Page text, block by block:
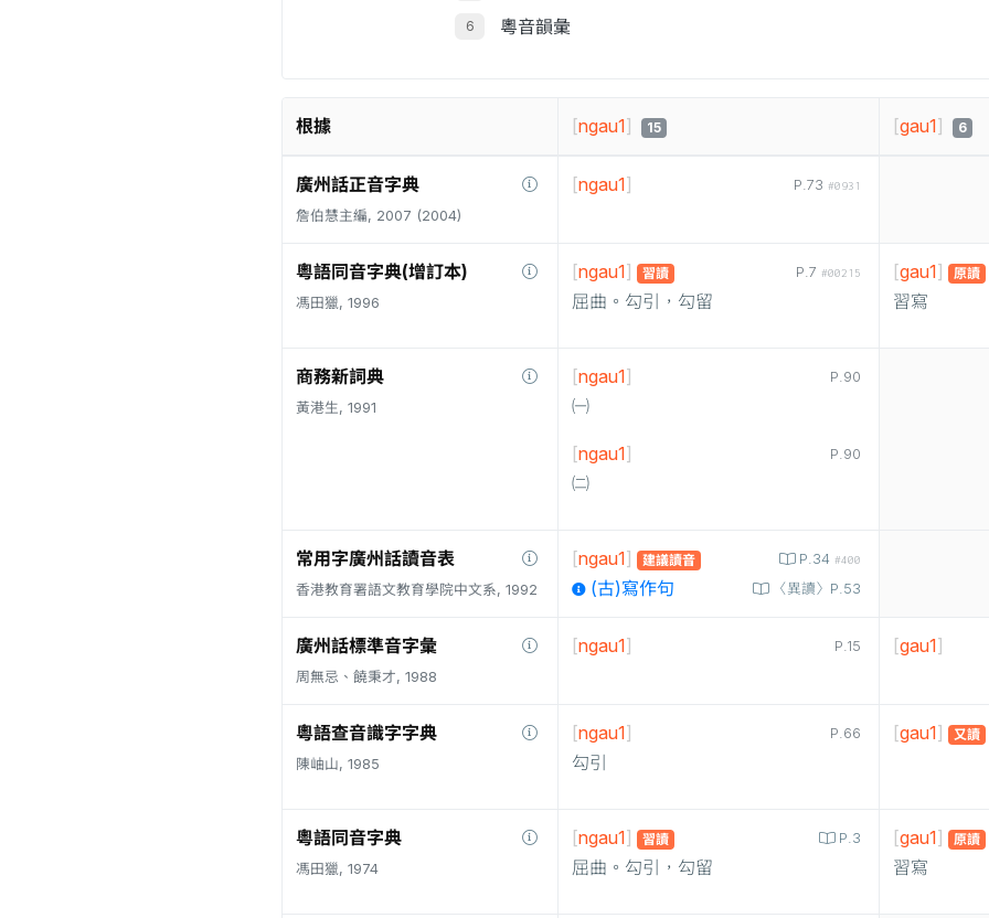
粵音韻彙
根據 [ngau1] 15 [gau1] 6
廣州話正音字典
詹伯慧主編, 2007 (2004)
P.73 #0931
[ngau1]
粵語同音字典(增訂本)
馮田獵, 1996
P.7 #00215
[ngau1] 習讀
屈曲。勾引，勾留
[gau1] 原讀
習寫
商務新詞典
黃港生, 1991
P.90
[ngau1]
㈠
P.90
[ngau1]
㈡
常用字廣州話讀音表
香港教育署語文教育學院中文系, 1992
P.34 #400
〈異讀〉P.53
[ngau1] 建議讀音
(古)寫作句
廣州話標準音字彙
周無忌、饒秉才, 1988
P.15
[ngau1] [gau1]
粵語查音識字字典
陳岫山, 1985
P.66
[ngau1]
勾引
[gau1] 又讀
粵語同音字典
馮田獵, 1974
P.3
[ngau1] 習讀
屈曲。勾引，勾留
[gau1] 原讀
習寫